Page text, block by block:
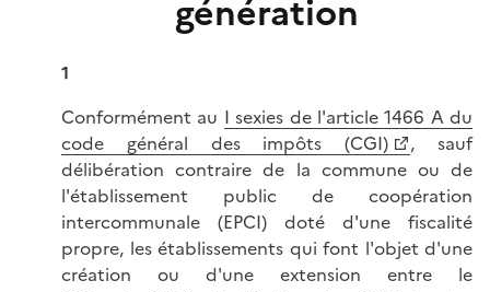
génération
1
Conformément au I sexies de l'article 1466 A du
code général des impôts (CGI)
, sauf
délibération contraire de la commune ou de
l'établissement public de coopération
intercommunale (EPCI) doté d'une fiscalité
propre, les établissements qui font l'objet d'une
création ou d'une extension entre le